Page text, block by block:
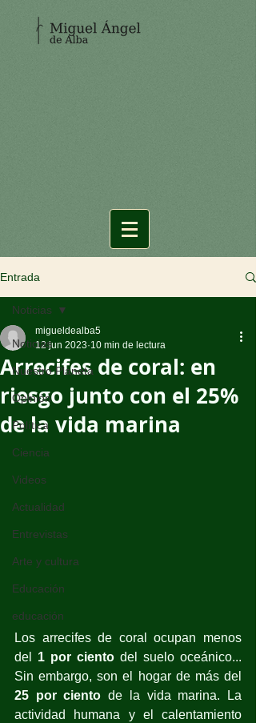
Entrada
Noticias
Nuestro Planeta
Opinión
Política
Ciencia
Videos
Actualidad
Entrevistas
Arte y cultura
Educación
educación
Noticias
Arrecifes de coral: en
riesgo junto con el 25%
de la vida marina
migueldealba5
12 jun 2023 10 min de lectura
Los arrecifes de coral ocupan menos
del 1 por ciento del suelo oceánico...
25 por ciento de la vida marina. La
actividad humana y el calentamiento